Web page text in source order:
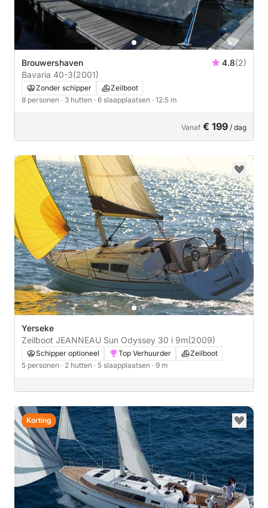
Brouwershaven 4.8(2)
Bavaria 40-3(2001)
Zonder schipper
Zeilboot
8 personen · 3 hutten · 6 slaapplaatsen · 12.5 m
Vanaf € 199 / dag
Yerseke
Zeilboot JEANNEAU Sun Odyssey 30 i 9m(2009)
Schipper optioneel Top Verhuurder
Zeilboot
5 personen · 2 hutten · 5 slaapplaatsen · 9 m
Korting